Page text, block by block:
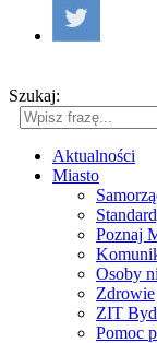
Szukaj:
Aktualności
Miasto
Poznaj
Osoby
Zdrowie
ZIT
Pomoc